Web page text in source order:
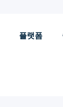
플랫폼